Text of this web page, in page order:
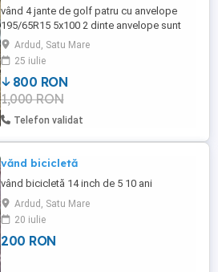
vând 4 jante de golf patru cu anvelope
195/65R15 5x100 2 dinte anvelope sunt
noi 2 sunt resapate
Ardud, Satu Mare
25 iulie
800 RON
1,000 RON
Telefon validat
vănd bicicletă
vând bicicletă 14 inch de 5 10 ani
Ardud, Satu Mare
20 iulie
200 RON